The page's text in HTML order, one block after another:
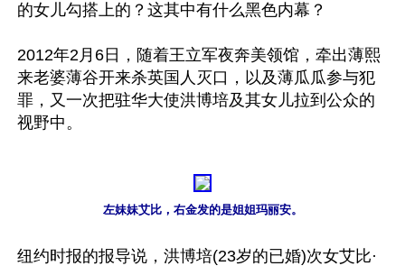
的女儿勾搭上的？这其中有什么黑色内幕？
2012年2月6日，随着王立军夜奔美领馆，牵出薄熙
来老婆薄谷开来杀英国人灭口，以及薄瓜瓜参与犯
罪，又一次把驻华大使洪博培及其女儿拉到公众的
视野中。
左妹妹艾比，右金发的是姐姐玛丽安。
纽约时报的报导说，洪博培(23岁的已婚)次女艾比·